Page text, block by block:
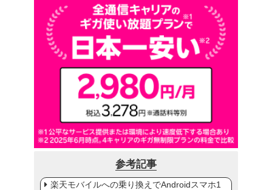
参考記事
楽天モバイルへの乗り換えでAndroidスマホ1